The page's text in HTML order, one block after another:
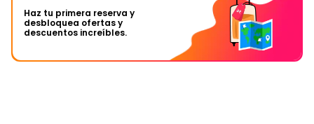
Haz tu primera reserva y
desbloquea ofertas y
descuentos increíbles.